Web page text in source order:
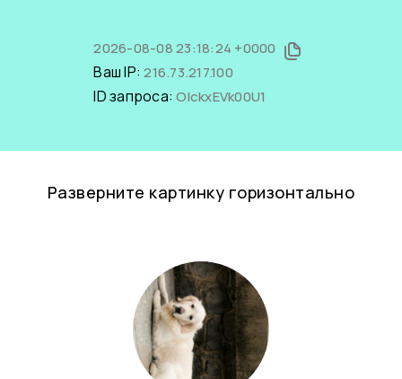
2026-08-08 23:18:24 +0000
Ваш IP:216.73.217.100
ID запроса:OIckxEVk00U1
Разверните картинку горизонтально